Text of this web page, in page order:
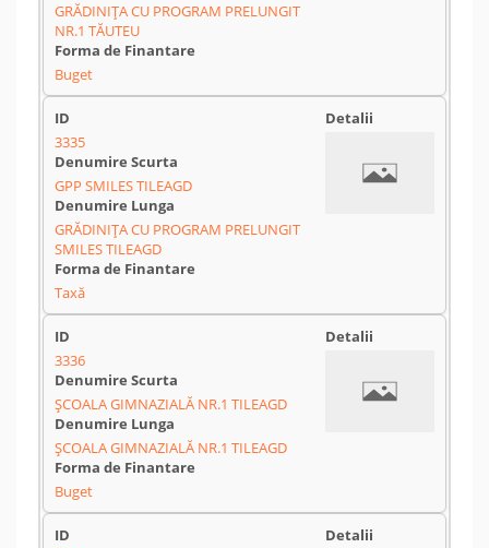
GRĂDINIȚA CU PROGRAM PRELUNGIT
NR.1 TĂUTEU
Buget
3335
GPP SMILES TILEAGD
GRĂDINIŢA CU PROGRAM PRELUNGIT
SMILES TILEAGD
Taxă
3336
ŞCOALA GIMNAZIALĂ NR.1 TILEAGD
ŞCOALA GIMNAZIALĂ NR.1 TILEAGD
Buget